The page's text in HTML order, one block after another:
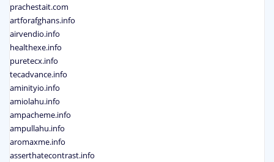
prachestait.com
artforafghans.info
airvendio.info
healthexe.info
puretecx.info
tecadvance.info
aminityio.info
amiolahu.info
ampacheme.info
ampullahu.info
aromaxme.info
asserthatecontrast.info